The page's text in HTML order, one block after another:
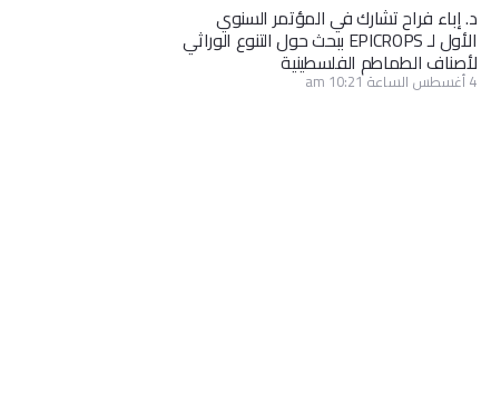
د. إباء فراح تشارك في المؤتمر السنوي
الأول لـ EPICROPS ببحث حول التنوع الوراثي
لأصناف الطماطم الفلسطينية
4 أغسطس الساعة 10:21 am